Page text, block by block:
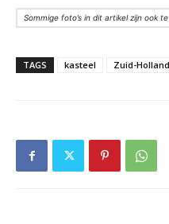
Sommige foto’s in dit artikel zijn ook
TAGS kasteel Zuid-Holland